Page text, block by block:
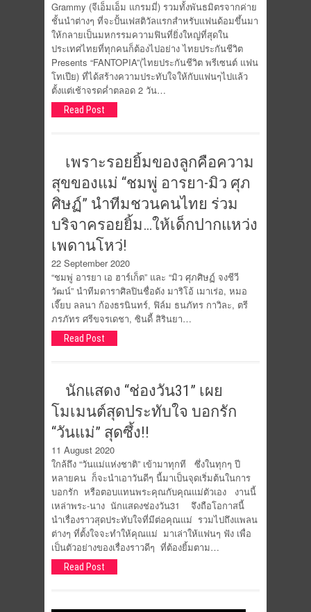
Grammy (จีเอ็มเอ็ม แกรมมี่) รวมทั้งพันธมิตรจากค่าย
ชั้นนำต่างๆ ที่จะปั้นเฟสติวัลแรกสำหรับแฟนด้อมขึ้นมา
ให้กลายเป็นมหกรรมความฟินที่ยิ่งใหญ่ที่สุดใน
ประเทศไทยที่ทุกคนก็ต้องไปอย่าง ไทยประกันชีวิต
Presents “FANTOPIA”(ไทยประกันชีวิต พรีเซนต์ แฟน
โทเปีย) ที่ได้สร้างความประทับใจให้กับแฟนๆไปแล้ว
ตั้งแต่เช้าจรดค่ำตลอด 2 วัน…
Read Post
เพราะรอยยิ้มของลูกคือความ
สุขของแม่ “ชมพู่ อารยา-มิว ศุภ
ศิษฏ์” นำทีมชวนคนไทย ร่วม
บริจาครอยยิ้ม…ให้เด็กปากแหว่ง
เพดานโหว่!
22 September 2020
“ชมพู่ อารยา เอ ฮาร์เก็ต” และ “มิว ศุภศิษฏ์ จงชีวี
วัฒน์” นำทีมดาราศิลปินชื่อดัง มาริโอ้ เมาเร่อ, หมอ
เจี๊ยบ ลลนา ก้องธรนินทร์, ฟิล์ม ธนภัทร กาวิละ, ตรี
ภรภัทร ศรีขจรเดชา, ซินดี้ สิรินยา…
Read Post
นักแสดง “ช่องวัน31” เผย
โมเมนต์สุดประทับใจ บอกรัก
“วันแม่” สุดซึ้ง!!
11 August 2020
ใกล้ถึง “วันแม่แห่งชาติ” เข้ามาทุกที ซึ่งในทุกๆ ปี
หลายคน ก็จะนำเอาวันดีๆ นี้มาเป็นจุดเริ่มต้นในการ
บอกรัก หรือตอบแทนพระคุณกับคุณแม่ตัวเอง งานนี้
เหล่าพระ-นาง นักแสดงช่องวัน31 จึงถือโอกาสนี้
นำเรื่องราวสุดประทับใจที่มีต่อคุณแม่ รวมไปถึงแพลน
ต่างๆ ที่ตั้งใจจะทำให้คุณแม่ มาเล่าให้แฟนๆ ฟัง เพื่อ
เป็นตัวอย่างของเรื่องราวดีๆ ที่ต้องยิ้มตาม…
Read Post